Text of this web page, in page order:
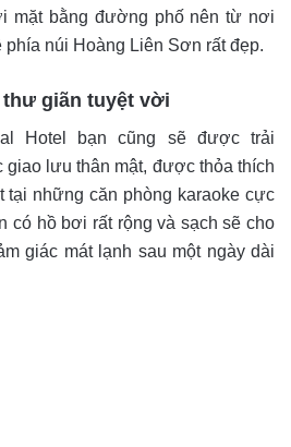
mặt bằng đường phố nên từ nơi
núi Hoàng Liên Sơn rất đẹp.
giãn tuyệt vời
Hotel bạn cũng sẽ được trải
giao lưu thân mật, được thỏa thích
tại những căn phòng karaoke cực
có hồ bơi rất rộng và sạch sẽ cho
giác mát lạnh sau một ngày dài